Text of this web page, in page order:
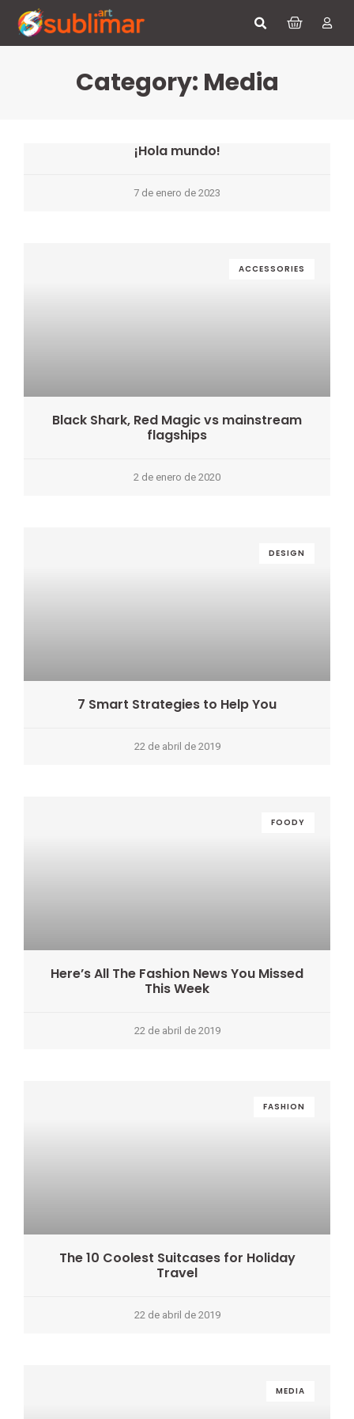
Category: Media
¡Hola mundo!
7 de enero de 2023
ACCESSORIES
Black Shark, Red Magic vs mainstream
flagships
2 de enero de 2020
DESIGN
7 Smart Strategies to Help You
22 de abril de 2019
FOODY
Here’s All The Fashion News You Missed
This Week
22 de abril de 2019
FASHION
The 10 Coolest Suitcases for Holiday
Travel
22 de abril de 2019
MEDIA